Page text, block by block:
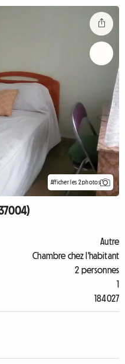
Afficher les 2 photos
Autre
Chambre chez l'habitant
2 personnes
1
184027